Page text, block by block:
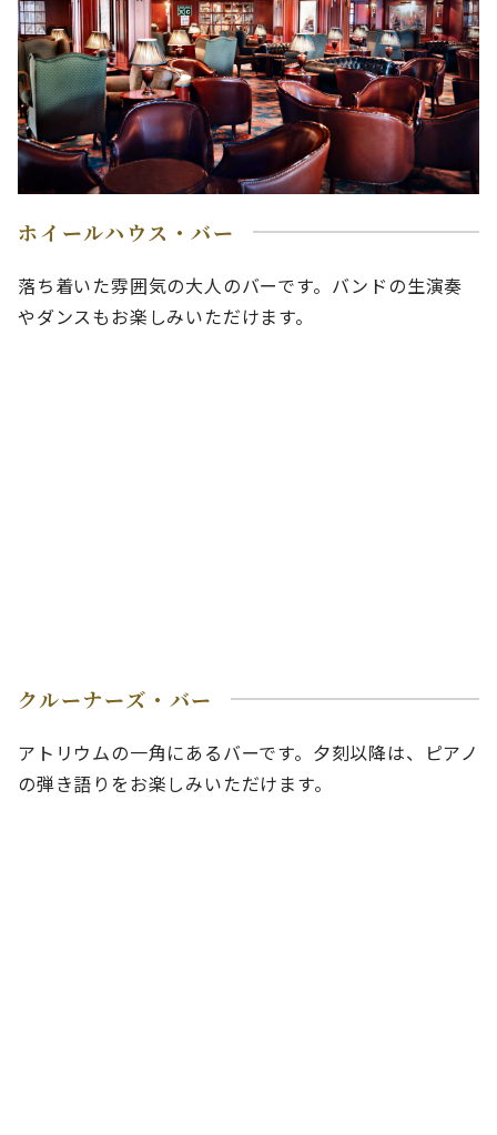
ホイールハウス・バー
落ち着いた雰囲気の大人のバーです。バンドの生演奏
やダンスもお楽しみいただけます。
クルーナーズ・バー
アトリウムの一角にあるバーです。夕刻以降は、ピアノ
の弾き語りをお楽しみいただけます。